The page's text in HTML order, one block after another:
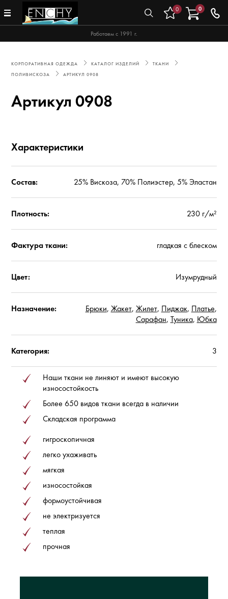
Работаем с 1991 г.
0 0
КОРПОРАТИВНАЯ ОДЕЖДА КАТАЛОГ ИЗДЕЛИЙ
ТКАНИ
ПОЛИВИСКОЗА
АРТИКУЛ 0908
Артикул 0908
Характеристики
Состав: 25% Вискоза, 70% Полиэстер, 5% Эластан
Плотность: 230 г/м²
Фактура ткани: гладкая с блеском
Цвет: Изумрудный
Назначение: Брюки, Жакет, Жилет, Пиджак, Платье,
Сарафан, Туника, Юбка
Категория: 3
Наши ткани не линяют и имеют высокую
износостойкость
Более 650 видов ткани всегда в наличии
Складская программа
гигроскопичная
легко ухаживать
мягкая
износостойкая
формоустойчивая
не электризуется
теплая
прочная